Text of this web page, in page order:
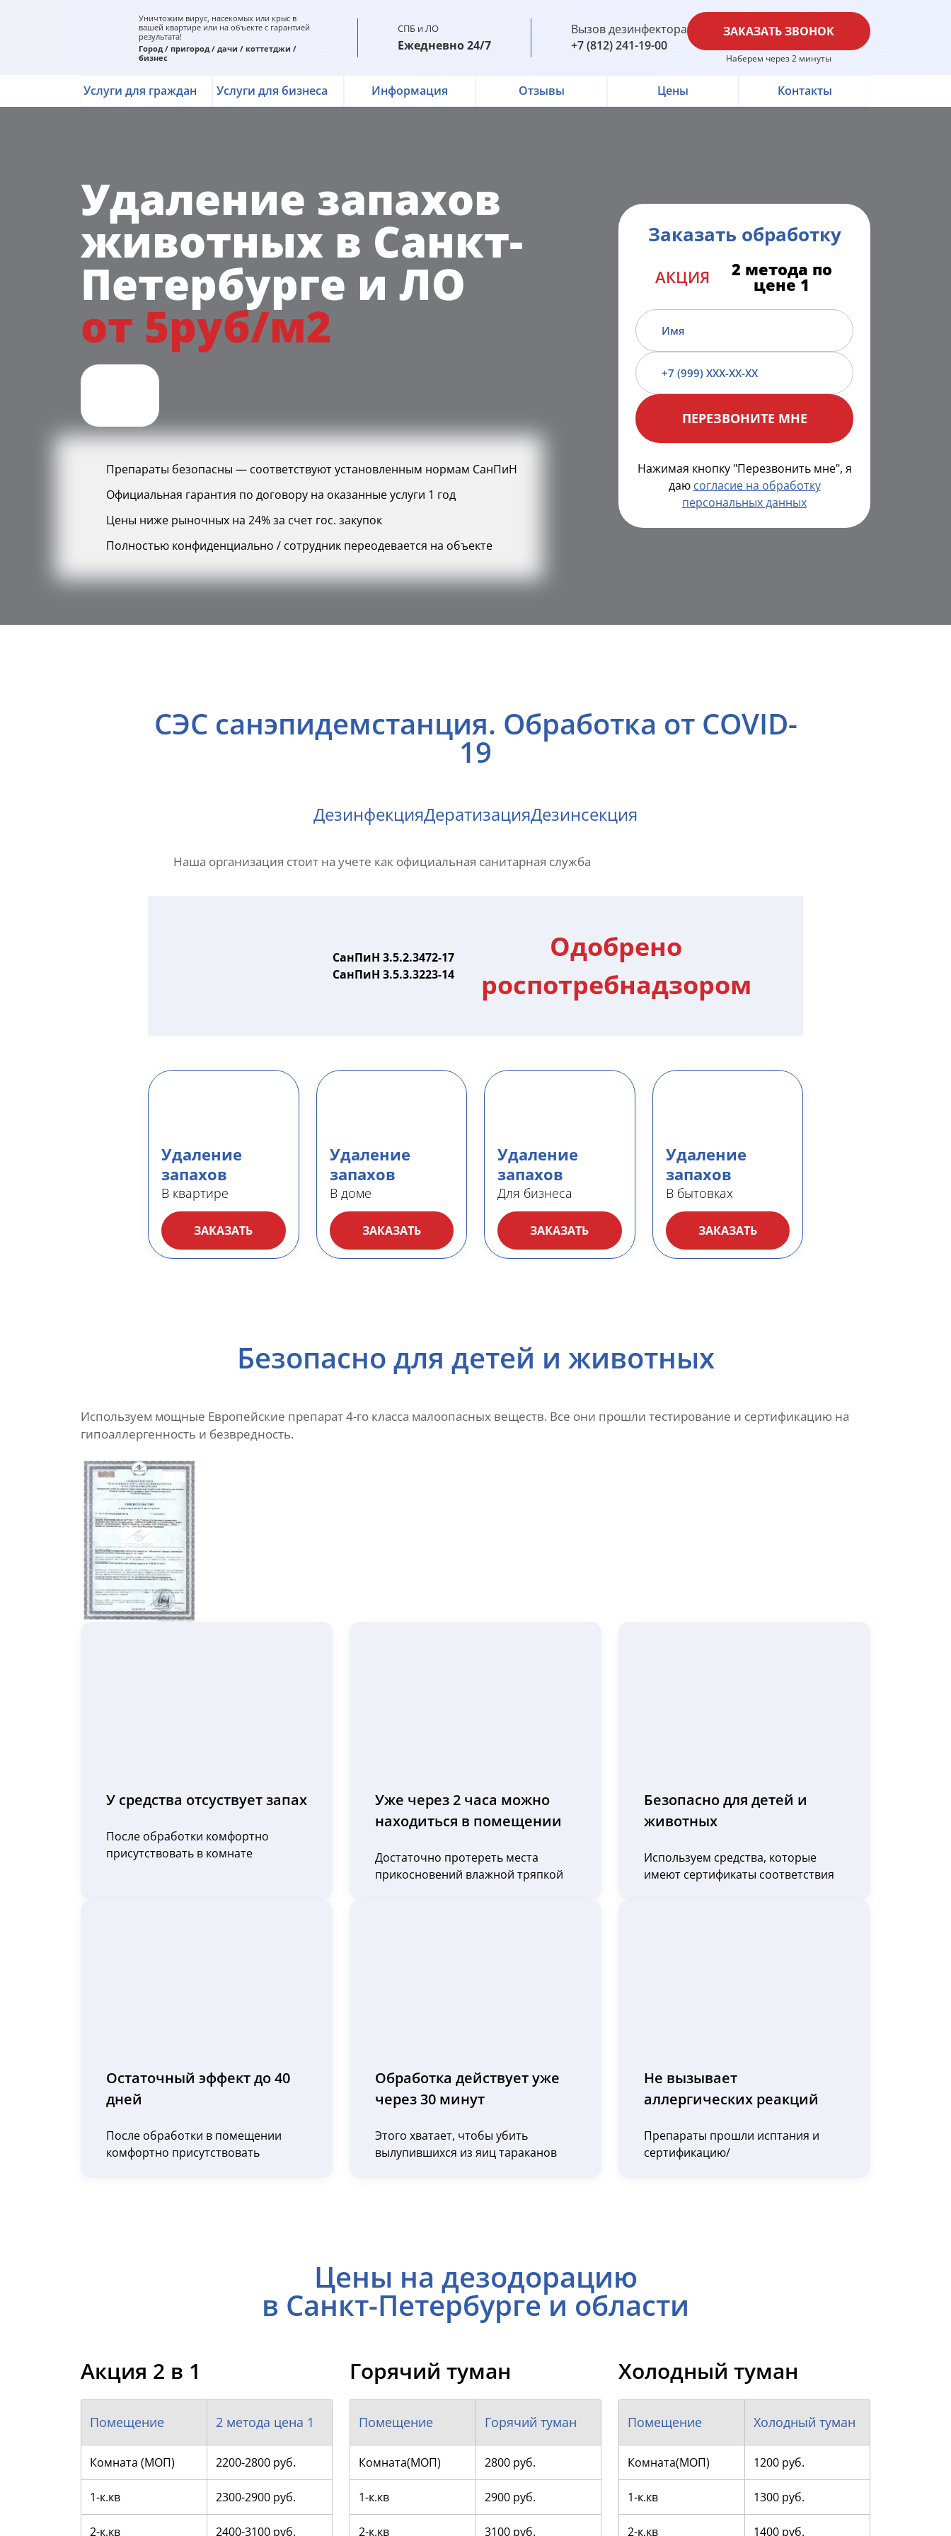
Уничтожим вирус, насекомых или крыс в
вашей квартире или на объекте с гарантией
результата!
Город / пригород / дачи / коттетджи /
бизнес
СПБ и ЛО
Ежедневно 24/7
Вызов дезинфектора
+7 (812) 241-19-00
ЗАКАЗАТЬ ЗВОНОК
Наберем через 2 минуты
Услуги для граждан Услуги для бизнеса Информация Отзывы Цены Контакты
Удаление запахов
животных в Санкт-
Петербурге и ЛО
от 5руб/м2
Препараты безопасны — соответствуют установленным нормам СанПиН
Официальная гарантия по договору на оказанные услуги 1 год
Цены ниже рыночных на 24% за счет гос. закупок
Полностью конфиденциально / сотрудник переодевается на объекте
Заказать обработку
АКЦИЯ 2 метода по
цене 1
Нажимая кнопку "Перезвонить мне", я
даю согласие на обработку
персональных данных
СЭС санэпидемстанция. Обработка от COVID-
19
ДезинфекцияДератизацияДезинсекция
Наша организация стоит на учете как официальная санитарная служба
СанПиН 3.5.2.3472-17
СанПиН 3.5.3.3223-14
Одобрено
роспотребнадзором
Удаление
запахов
В квартире
ЗАКАЗАТЬ
Удаление
запахов
В доме
ЗАКАЗАТЬ
Удаление
запахов
Для бизнеса
ЗАКАЗАТЬ
Удаление
запахов
В бытовках
ЗАКАЗАТЬ
Безопасно для детей и животных
Используем мощные Европейские препарат 4-го класса малоопасных веществ. Все они прошли тестирование и сертификацию на
гипоаллергенность и безвредность.
У средства отсуствует запах
После обработки комфортно
присутствовать в комнате
Уже через 2 часа можно
находиться в помещении
Достаточно протереть места
прикосновений влажной тряпкой
Безопасно для детей и
животных
Используем средства, которые
имеют сертификаты соответствия
Остаточный эффект до 40
дней
После обработки в помещении
комфортно присутствовать
Обработка действует уже
через 30 минут
Этого хватает, чтобы убить
вылупившихся из яиц тараканов
Не вызывает
аллергических реакций
Препараты прошли исптания и
сертификацию/
Цены на дезодорацию
в Санкт-Петербурге и области
Акция 2 в 1
Помещение 2 метода цена 1
Комната (МОП) 2200-2800 руб.
1-к.кв 2300-2900 руб.
2-к.кв 2400-3100 руб.
Горячий туман
Помещение Горячий туман
Комната(МОП) 2800 руб.
1-к.кв 2900 руб.
2-к.кв 3100 руб.
Холодный туман
Помещение Холодный туман
Комната(МОП) 1200 руб.
1-к.кв 1300 руб.
2-к.кв 1400 руб.